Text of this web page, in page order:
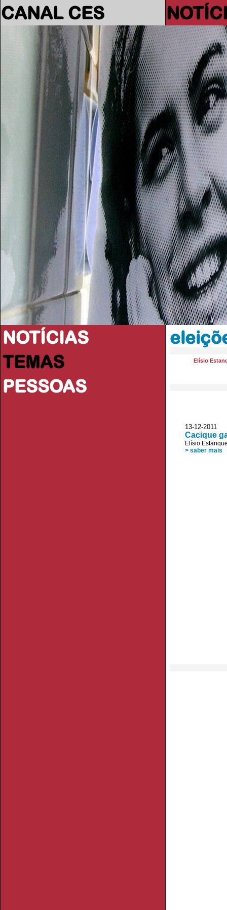
CANAL CES
NOTÍCIAS
TEMAS
PESSOAS
Elísio
13-12-2011
Cacique
Elísio
> saber mais